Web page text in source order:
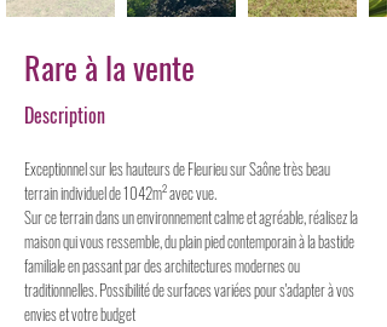
Rare à la vente
Description
Exceptionnel sur les hauteurs de Fleurieu sur Saône très beau
terrain individuel de 1042m² avec vue.
Sur ce terrain dans un environnement calme et agréable, réalisez la
maison qui vous ressemble, du plain pied contemporain à la bastide
familiale en passant par des architectures modernes ou
traditionnelles. Possibilité de surfaces variées pour s'adapter à vos
envies et votre budget